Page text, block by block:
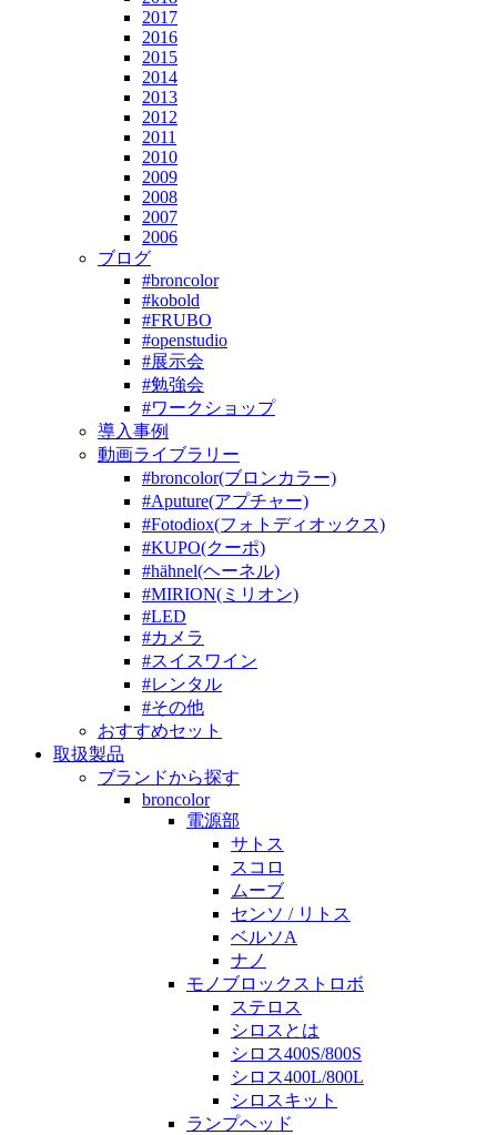
2017
2016
2015
2014
2013
2012
2011
2010
2009
2008
2007
2006
ブログ
#broncolor
#kobold
#FRUBO
#openstudio
#展示会
#勉強会
#ワークショップ
導入事例
動画ライブラリー
#broncolor(ブロンカラー)
#Aputure(アプチャー)
#Fotodiox(フォトディオックス)
#KUPO(クーポ)
#hähnel(ヘーネル)
#MIRION(ミリオン)
#LED
#カメラ
#スイスワイン
#レンタル
#その他
おすすめセット
取扱製品
ブランドから探す
broncolor
電源部
サトス
スコロ
ムーブ
センソ / リトス
ベルソA
ナノ
モノブロックストロボ
ステロス
シロスとは
シロス400S/800S
シロス400L/800L
シロスキット
ランプヘッド